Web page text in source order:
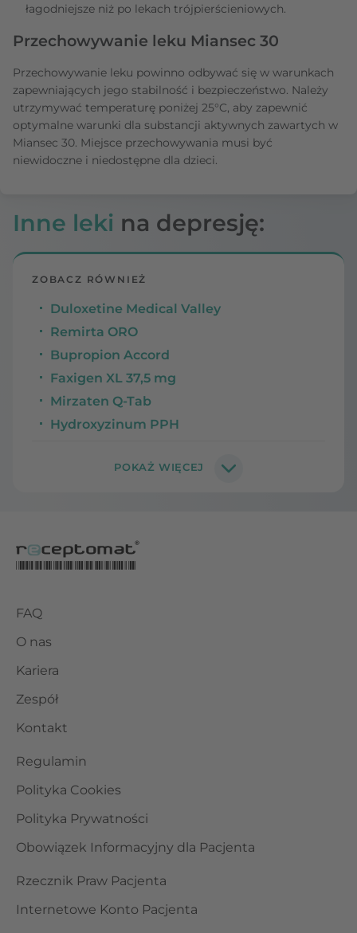
łagodniejsze niż po lekach trójpierścieniowych.
Przechowywanie leku Miansec 30
Przechowywanie leku powinno odbywać się w warunkach
zapewniających jego stabilność i bezpieczeństwo. Należy
utrzymywać temperaturę poniżej 25°C, aby zapewnić
optymalne warunki dla substancji aktywnych zawartych w
Miansec 30. Miejsce przechowywania musi być
niewidoczne i niedostępne dla dzieci.
Inne leki na depresję:
ZOBACZ RÓWNIEŻ
Duloxetine Medical Valley
Remirta ORO
Bupropion Accord
Faxigen XL 37,5 mg
Mirzaten Q-Tab
Hydroxyzinum PPH
FAQ
O nas
Kariera
Zespół
Kontakt
Regulamin
Polityka Cookies
Polityka Prywatności
Obowiązek Informacyjny dla Pacjenta
Rzecznik Praw Pacjenta
Internetowe Konto Pacjenta